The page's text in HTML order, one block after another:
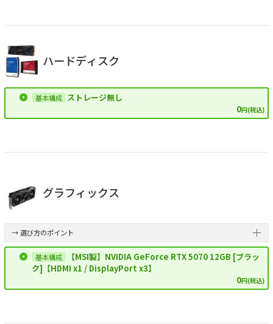
ハードディスク
ストレージ無し
0円(税込)
グラフィックス
→ 選び方のポイント
【MSI製】NVIDIA GeForce RTX 5070 12GB [ブラッ
ク]【HDMI x1 / DisplayPort x3】
0円(税込)